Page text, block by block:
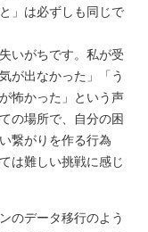
」は必ずしも同じで
いがちです。私が受
が出なかった」「う
怖かった」という声
の場所で、自分の困
繋がりを作る行為
は難しい挑戦に感じ
のデータ移行のよう